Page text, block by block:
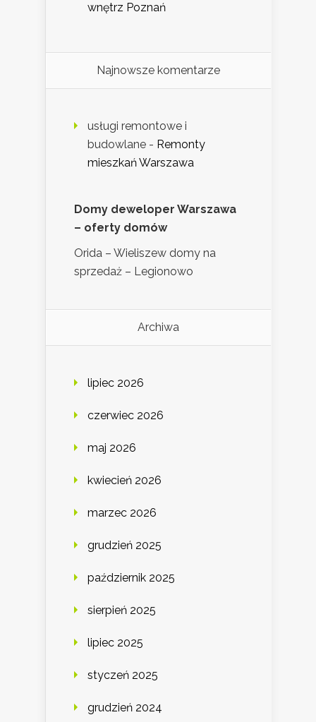
wnętrz Poznań
Najnowsze komentarze
usługi remontowe i
budowlane - Remonty
mieszkań Warszawa
Domy deweloper Warszawa
– oferty domów
Orida – Wieliszew domy na
sprzedaż – Legionowo
Archiwa
lipiec 2026
czerwiec 2026
maj 2026
kwiecień 2026
marzec 2026
grudzień 2025
październik 2025
sierpień 2025
lipiec 2025
styczeń 2025
grudzień 2024